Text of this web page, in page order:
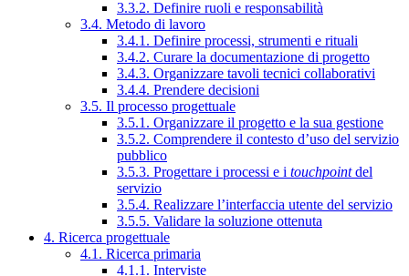
3.3.2. Definire ruoli e responsabilità
3.4. Metodo di lavoro
3.4.1. Definire processi, strumenti e rituali
3.4.2. Curare la documentazione di progetto
3.4.3. Organizzare tavoli tecnici collaborativi
3.4.4. Prendere decisioni
3.5. Il processo progettuale
3.5.1. Organizzare il progetto e la sua gestione
3.5.2. Comprendere il contesto d’uso del servizio
pubblico
3.5.3. Progettare i processi e i touchpointdel
servizio
3.5.4. Realizzare l’interfaccia utente del servizio
3.5.5. Validare la soluzione ottenuta
4. Ricerca progettuale
4.1. Ricerca primaria
4.1.1. Interviste